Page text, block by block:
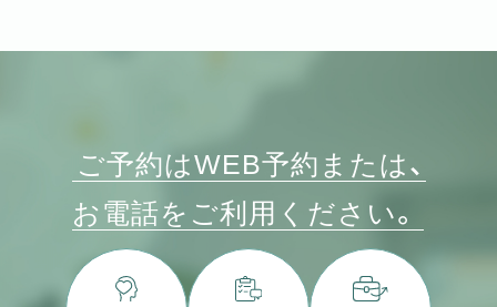
ご予約はWEB予約または、
お電話をご利用ください。